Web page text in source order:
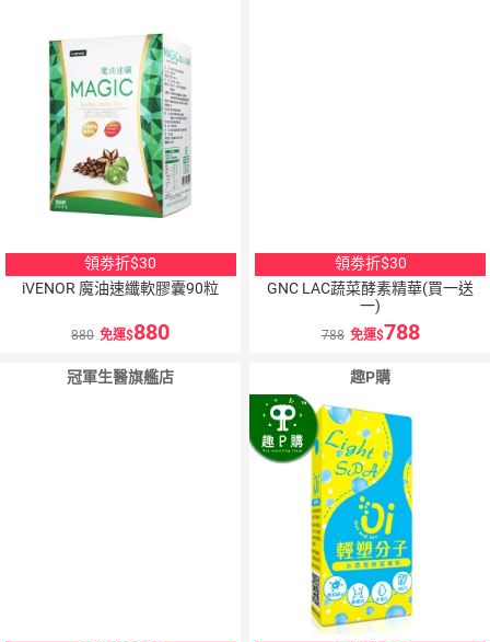
領劵折$30
iVENOR 魔油速纖軟膠囊90粒
880 免運 880
領劵折$30
GNC LAC蔬菜酵素精華(買一送
一)
788 免運 788
冠軍生醫旗艦店 趣P購